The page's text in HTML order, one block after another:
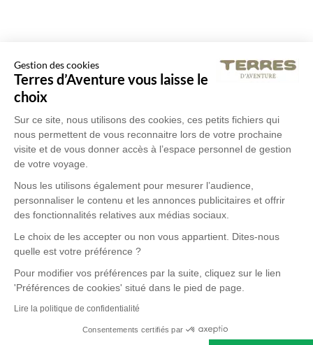
Gestion des cookies
Terres d’Aventure vous laisse le
choix
Sur ce site, nous utilisons des cookies, ces petits fichiers qui
nous permettent de vous reconnaitre lors de votre prochaine
visite et de vous donner accès à l’espace personnel de gestion
de votre voyage.
Nous les utilisons également pour mesurer l’audience,
personnaliser le contenu et les annonces publicitaires et offrir
des fonctionnalités relatives aux médias sociaux.
Le choix de les accepter ou non vous appartient. Dites-nous
quelle est votre préférence ?
Pour modifier vos préférences par la suite, cliquez sur le lien
'Préférences de cookies' situé dans le pied de page.
Lire la politique de confidentialité
Consentements certifiés par